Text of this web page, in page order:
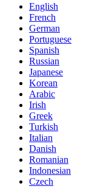
English
French
German
Portuguese
Spanish
Russian
Japanese
Korean
Arabic
Irish
Greek
Turkish
Italian
Danish
Romanian
Indonesian
Czech